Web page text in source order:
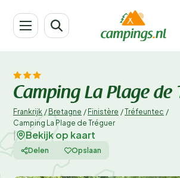
Camping La Plage de
Frankrijk / Bretagne / Finistère /Tréfeuntec /
Camping La Plage de Tréguer
Bekijk op kaart
Delen Opslaan